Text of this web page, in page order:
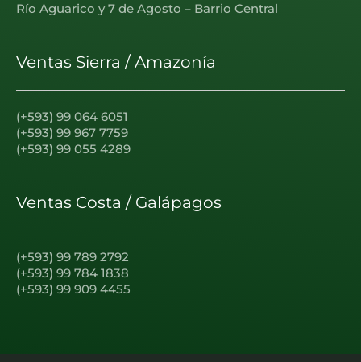
Río Aguarico y 7 de Agosto – Barrio Central
Ventas Sierra / Amazonía
(+593) 99 064 6051
(+593) 99 967 7759
(+593) 99 055 4289
Ventas Costa / Galápagos
(+593) 99 789 2792
(+593) 99 784 1838
(+593) 99 909 4455